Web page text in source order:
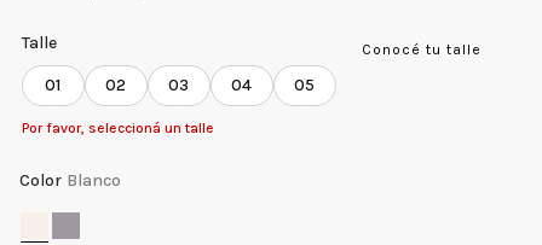
Conocé tu talle
Talle
01 02 03 04 05
Por favor, seleccioná un talle
Color Blanco